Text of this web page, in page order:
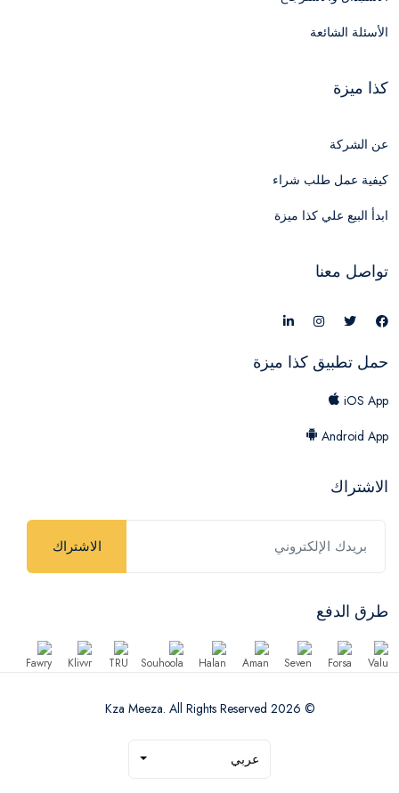
الأسئلة الشائعة
كذا ميزة
عن الشركة
كيفية عمل طلب شراء
ابدأ البيع علي كذا ميزة
تواصل معنا
حمل تطبيق كذا ميزة
iOS App
Android App
الاشتراك
الاشتراك
طرق الدفع
© 2026 Kza Meeza. All Rights Reserved
عربي